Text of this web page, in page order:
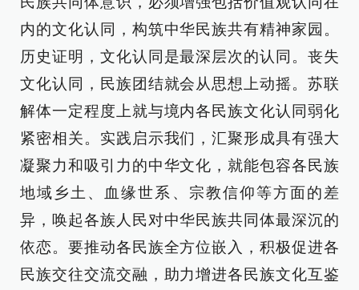
内的文化认同，构筑中华民族共有精神家园。
历史证明，文化认同是最深层次的认同。丧失
文化认同，民族团结就会从思想上动摇。苏联
解体一定程度上就与境内各民族文化认同弱化
紧密相关。实践启示我们，汇聚形成具有强大
凝聚力和吸引力的中华文化，就能包容各民族
地域乡土、血缘世系、宗教信仰等方面的差
异，唤起各族人民对中华民族共同体最深沉的
依恋。要推动各民族全方位嵌入，积极促进各
民族交往交流交融，助力增进各民族文化互鉴